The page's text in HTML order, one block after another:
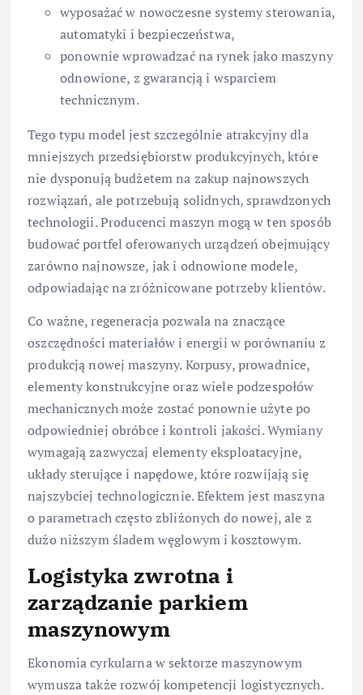
wyposażać w nowoczesne systemy sterowania,
automatyki i bezpieczeństwa,
ponownie wprowadzać na rynek jako maszyny
odnowione, z gwarancją i wsparciem
technicznym.
Tego typu model jest szczególnie atrakcyjny dla
mniejszych przedsiębiorstw produkcyjnych, które
nie dysponują budżetem na zakup najnowszych
rozwiązań, ale potrzebują solidnych, sprawdzonych
technologii. Producenci maszyn mogą w ten sposób
budować portfel oferowanych urządzeń obejmujący
zarówno najnowsze, jak i odnowione modele,
odpowiadając na zróżnicowane potrzeby klientów.
Co ważne, regeneracja pozwala na znaczące
oszczędności materiałów i energii w porównaniu z
produkcją nowej maszyny. Korpusy, prowadnice,
elementy konstrukcyjne oraz wiele podzespołów
mechanicznych może zostać ponownie użyte po
odpowiedniej obróbce i kontroli jakości. Wymiany
wymagają zazwyczaj elementy eksploatacyjne,
układy sterujące i napędowe, które rozwijają się
najszybciej technologicznie. Efektem jest maszyna
o parametrach często zbliżonych do nowej, ale z
dużo niższym śladem węglowym i kosztowym.
Logistyka zwrotna i
zarządzanie parkiem
maszynowym
Ekonomia cyrkularna w sektorze maszynowym
wymusza także rozwój kompetencji logistycznych.